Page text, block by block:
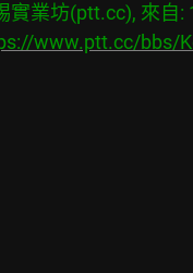
實業坊(ptt.cc), 來自:
www.ptt.cc/bbs/